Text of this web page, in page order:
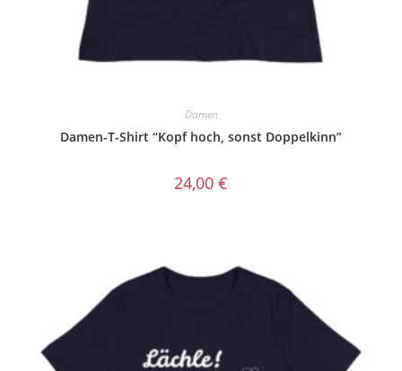
Damen
Damen-T-Shirt “Kopf hoch, sonst Doppelkinn”
24,00 €